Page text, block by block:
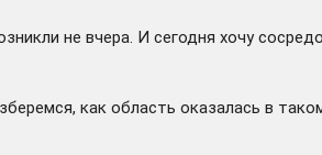
не вчера. И сегодня хочу
как область оказалась в